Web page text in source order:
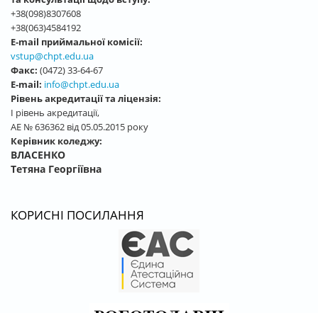
+38(098)8307608
+38(063)4584192
E-mail приймальної комісії:
vstup@chpt.edu.ua
Факс: (0472) 33-64-67
E-mail: info@chpt.edu.ua
Рівень акредитації та ліцензія:
І рівень акредитації,
АЕ № 636362 від 05.05.2015 року
Керівник коледжу:
ВЛАСЕНКО
Тетяна Георгіївна
КОРИСНІ ПОСИЛАННЯ